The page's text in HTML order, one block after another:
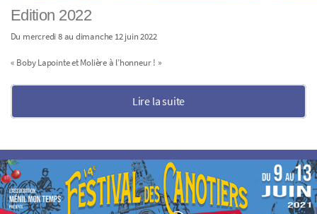
Edition 2022
Du mercredi 8 au dimanche 12 juin 2022
« Boby Lapointe et Molière à l’honneur ! »
Lire la suite